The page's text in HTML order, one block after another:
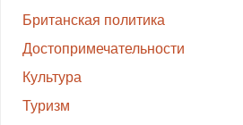
Британская политика
Достопримечательности
Культура
Туризм